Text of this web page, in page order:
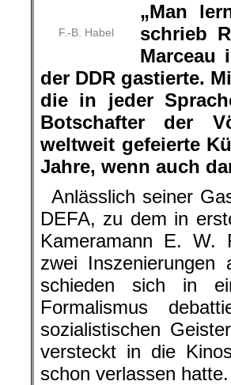
F.-B. Habel
„Man
schrieb
Marceau
der DDR gastierte.
die in jeder
Botschafter der
weltweit gefeierte
Jahre, wenn auch
Anlässlich seiner
DEFA, zu dem in
Kameramann E. W.
zwei
schieden sich in
Formalismus
sozialistischen
versteckt in die
schon verlassen hatte.